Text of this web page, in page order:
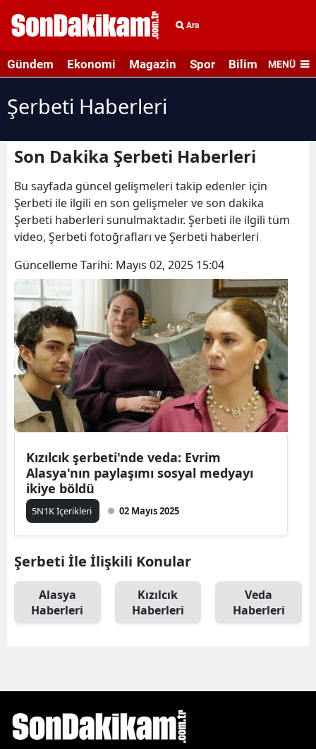
Ara
Gündem Ekonomi Magazin Spor Bilim veMENÜ
Şerbeti Haberleri
Son Dakika Şerbeti Haberleri
Bu sayfada güncel gelişmeleri takip edenler için
Şerbeti ile ilgili en son gelişmeler ve son dakika
Şerbeti haberleri sunulmaktadır. Şerbeti ile ilgili tüm
video, Şerbeti fotoğrafları ve Şerbeti haberleri
Güncelleme Tarihi: Mayıs 02, 2025 15:04
Kızılcık şerbeti'nde veda: Evrim
Alasya'nın paylaşımı sosyal medyayı
ikiye böldü
5N1K İçerikleri 02 Mayıs 2025
Şerbeti İle İlişkili Konular
Alasya
Haberleri
Kızılcık
Haberleri
Veda
Haberleri